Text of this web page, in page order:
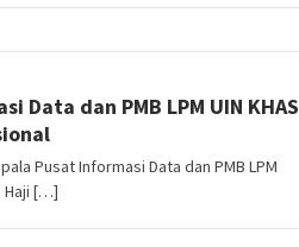
Data dan PMB LPM UIN KHAS
Pusat Informasi Data dan PMB LPM
Haji […]